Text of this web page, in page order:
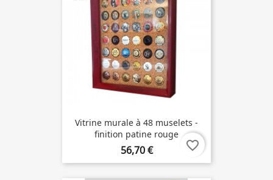
Vitrine murale à 48 muselets -
finition patine rouge
56,70 € favorite_border